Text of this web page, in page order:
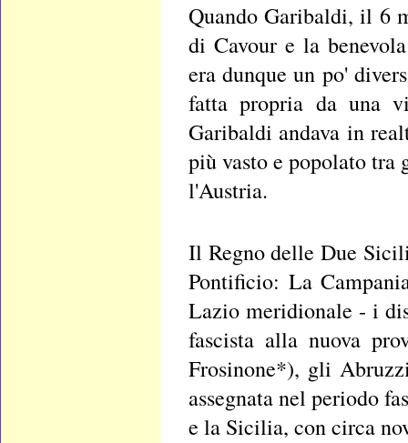
Quando Garibaldi, il 6
di Cavour e la
era dunque un po'
fatta propria da una
Garibaldi andava in
più vasto e popolato
l'Austria.
Il Regno delle Due
Pontificio: La
Lazio meridionale - i
fascista alla nuova
Frosinone*), gli
assegnata nel periodo
e la Sicilia, con circa